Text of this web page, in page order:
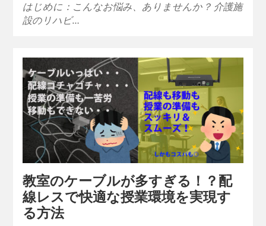
はじめに：こんなお悩み、ありませんか？ 介護施
設のリハビ…
教室のケーブルが多すぎる！？配
線レスで快適な授業環境を実現す
る方法